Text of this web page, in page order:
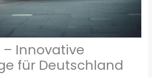
Innovative
für Deutschland